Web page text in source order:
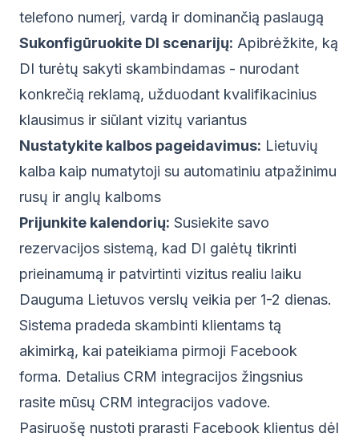
telefono numerį, vardą ir dominančią paslaugą
Sukonfigūruokite DI scenarijų: Apibrėžkite, ką
DI turėtų sakyti skambindamas - nurodant
konkrečią reklamą, užduodant kvalifikacinius
klausimus ir siūlant vizitų variantus
Nustatykite kalbos pageidavimus: Lietuvių
kalba kaip numatytoji su automatiniu atpažinimu
rusų ir anglų kalboms
Prijunkite kalendorių: Susiekite savo
rezervacijos sistemą, kad DI galėtų tikrinti
prieinamumą ir patvirtinti vizitus realiu laiku
Dauguma Lietuvos verslų veikia per 1-2 dienas.
Sistema pradeda skambinti klientams tą
akimirką, kai pateikiama pirmoji Facebook
forma. Detalius CRM integracijos žingsnius
rasite mūsų CRM integracijos vadove.
Pasiruošę nustoti prarasti Facebook klientus dėl